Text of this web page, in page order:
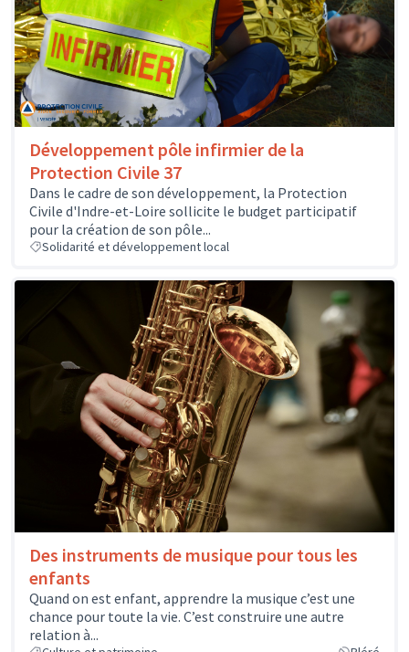
Développement pôle infirmier de la
Protection Civile 37
Dans le cadre de son développement, la Protection
Civile d'Indre-et-Loire sollicite le budget participatif
pour la création de son pôle...
Solidarité et développement local
Des instruments de musique pour tous les
enfants
Quand on est enfant, apprendre la musique c’est une
chance pour toute la vie. C’est construire une autre
relation à...